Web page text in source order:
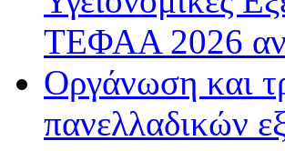
ΤΕΦΑΑ 2026
Οργάνωση και
πανελλαδικών